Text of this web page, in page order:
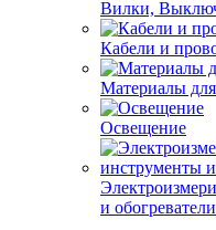
Вилки,
Кабели и
Материалы
Освещение
и обогреватели